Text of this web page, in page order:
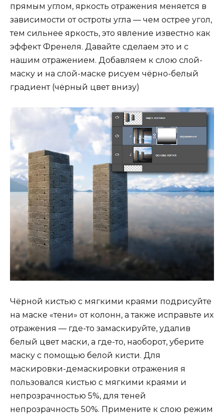
прямым углом, яркость отражения меняется в
зависимости от остроты угла — чем острее угол,
тем сильнее яркость, это явление известно как
эффект Френеля. Давайте сделаем это и с
нашим отражением. Добавляем к слою слой-
маску и на слой-маске рисуем чёрно-белый
градиент (чёрный цвет внизу)
Чёрной кистью с мягкими краями подрисуйте
на маске «тени» от колонн, а также исправьте их
отражения — где-то замаскируйте, удалив
белый цвет маски, а где-то, наоборот, уберите
маску с помощью белой кисти. Для
маскировки-демаскировки отражения я
пользовался кистью с мягкими краями и
непрозрачностью 5%, для теней
непрозрачность 50%. Примените к слою режим